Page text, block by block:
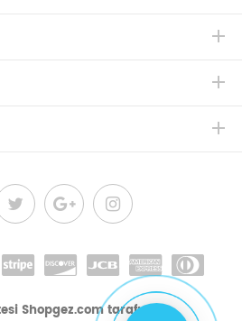
Shopgez.com tarafından